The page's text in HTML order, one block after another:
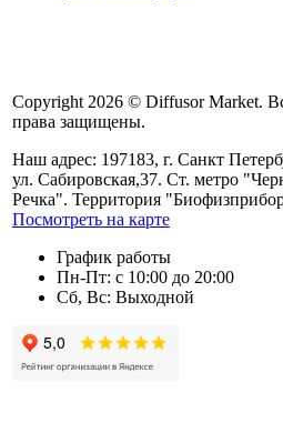
Copyright 2026 © Diffusor Market.
права защищены.
Наш адрес: 197183, г. Санкт
ул. Сабировская,37. Ст. метро
Речка". Территория
Посмотреть на карте
График работы
Пн-Пт: с 10:00 до 20:00
Сб, Вс: Выходной